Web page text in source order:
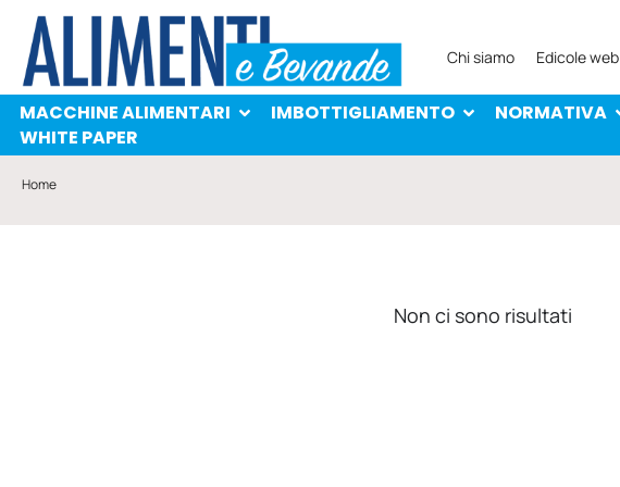
MACCHINE ALIMENTARI
PROTAGONISTI
WHITE PAPER
Chi siamo Edicole web
MACCHINE ALIMENTARI IMBOTTIGLIAMENTO NORMATIVA
WHITE PAPER
Home
Non ci sono risultati